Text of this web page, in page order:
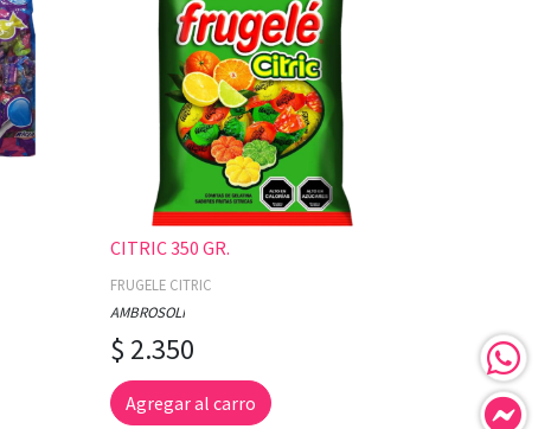
CITRIC 350 GR.
FRUGELE CITRIC
AMBROSOLI
$ 2.350
Agregar al carro